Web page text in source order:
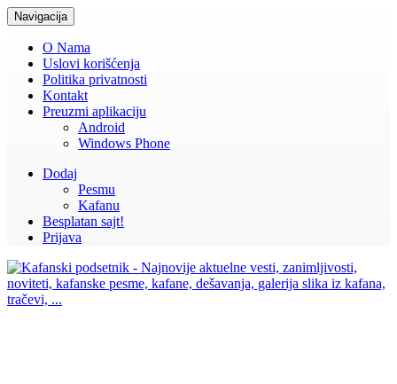
Navigacija
O Nama
Uslovi korišćenja
Politika privatnosti
Kontakt
Preuzmi aplikaciju
Android
Windows Phone
Dodaj
Pesmu
Kafanu
Besplatan sajt!
Prijava